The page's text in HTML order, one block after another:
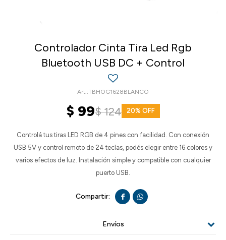
Controlador Cinta Tira Led Rgb
Bluetooth USB DC + Control
TBHOG1628BLANCO
$ 99$124 20
Controlá tus tiras LED RGB de 4 pines con facilidad. Con conexión
USB 5V y control remoto de 24 teclas, podés elegir entre 16 colores y
varios efectos de luz. Instalación simple y compatible con cualquier
puerto USB.
 
Envíos